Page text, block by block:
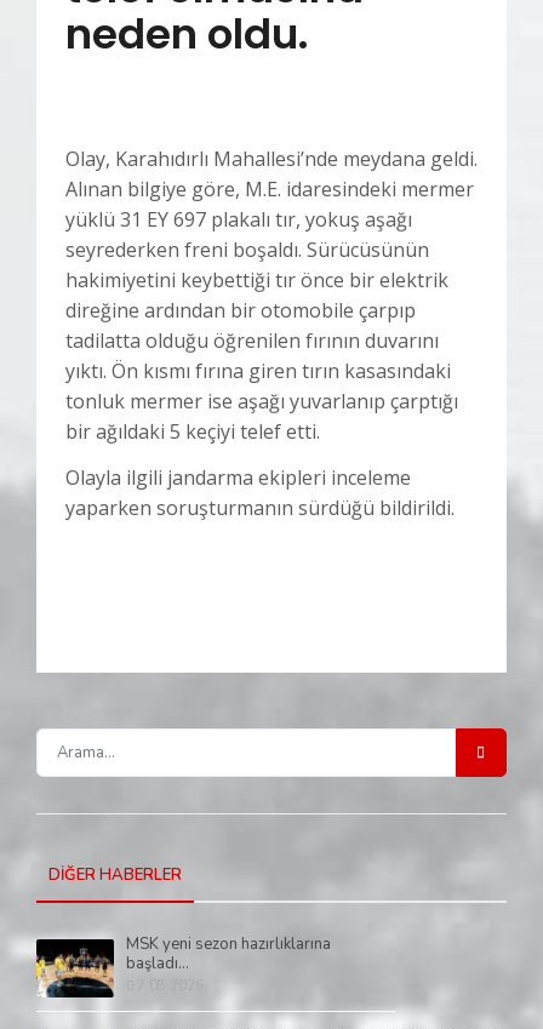
neden oldu.
Olay, Karahıdırlı Mahallesi’nde meydana geldi.
Alınan bilgiye göre, M.E. idaresindeki mermer
yüklü 31 EY 697 plakalı tır, yokuş aşağı
seyrederken freni boşaldı. Sürücüsünün
hakimiyetini keybettiği tır önce bir elektrik
direğine ardından bir otomobile çarpıp
tadilatta olduğu öğrenilen fırının duvarını
yıktı. Ön kısmı fırına giren tırın kasasındaki
tonluk mermer ise aşağı yuvarlanıp çarptığı
bir ağıldaki 5 keçiyi telef etti.
Olayla ilgili jandarma ekipleri inceleme
yaparken soruşturmanın sürdüğü bildirildi.
DİĞER HABERLER
MSK yeni sezon hazırlıklarına
başladı...